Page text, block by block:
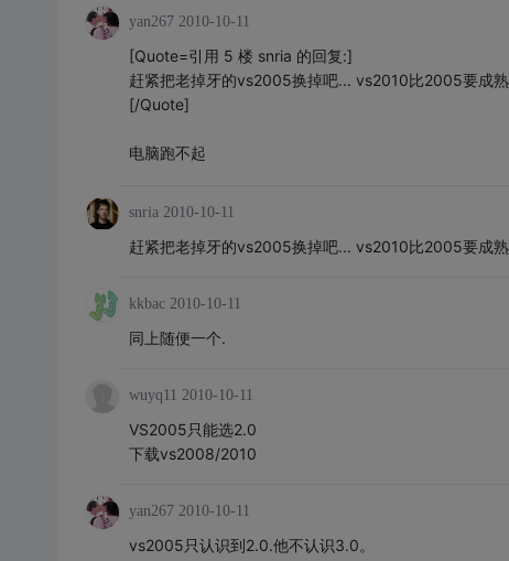
yan267 2010-10-11
[Quote=引用 5 楼 snria 的回复:]
赶紧把老掉牙的vs2005换掉吧... vs2010比2005要成
[/Quote]
电脑跑不起
snria 2010-10-11
赶紧把老掉牙的vs2005换掉吧... vs2010比2005要成
kkbac 2010-10-11
同上随便一个.
wuyq11 2010-10-11
VS2005只能选2.0
下载vs2008/2010
yan267 2010-10-11
vs2005只认识到2.0.他不认识3.0。